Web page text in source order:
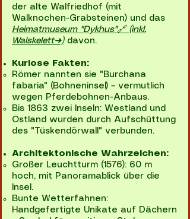
der alte Walfriedhof (mit
Walknochen-Grabsteinen) und das
Heimatmuseum "Dykhus"🔗 (inkl.
Walskelett➜)davon.
Kuriose Fakten:
Römer nannten sie "Burchana
fabaria" (Bohneninsel) – vermutlich
wegen Pferdebohnen-Anbaus.
Bis 1863 zwei Inseln: Westland und
Ostland wurden durch Aufschüttung
des "Tüskendörwall" verbunden.
Architektonische Wahrzeichen:
Großer Leuchtturm (1576): 60 m
hoch, mit Panoramablick über die
Insel.
Bunte Wetterfahnen:
Handgefertigte Unikate auf Dächern